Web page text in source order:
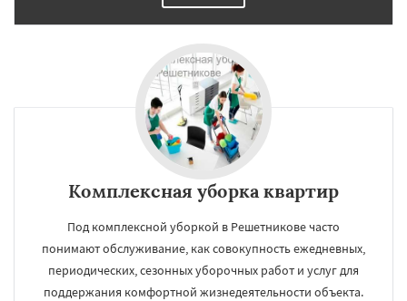
Комплексная уборка квартир
Под комплексной уборкой в Решетникове часто
понимают обслуживание, как совокупность ежедневных,
периодических, сезонных уборочных работ и услуг для
поддержания комфортной жизнедеятельности объекта.